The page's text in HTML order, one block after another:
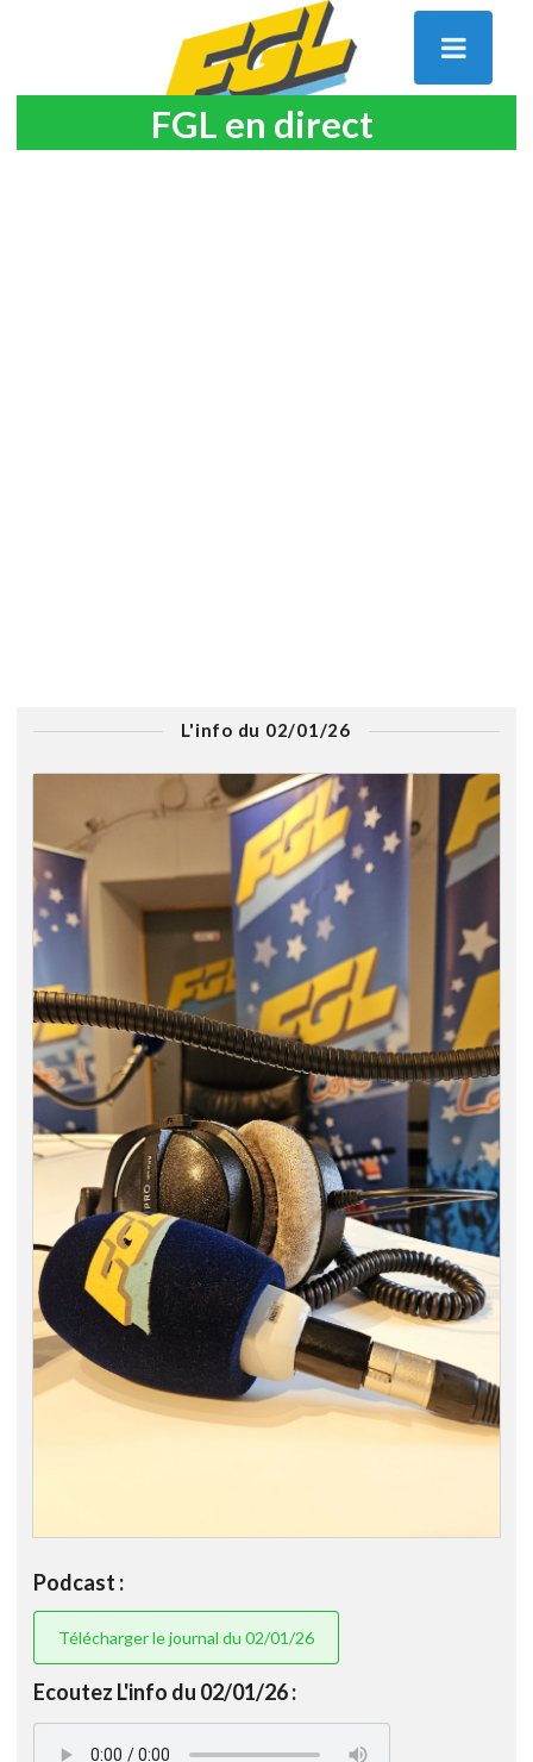
FGL en direct
L'info du 02/01/26
Podcast :
Télécharger le journal du 02/01/26
Ecoutez L'info du 02/01/26 :